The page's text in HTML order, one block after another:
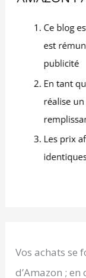
Vos achats se
d’Amazon ;